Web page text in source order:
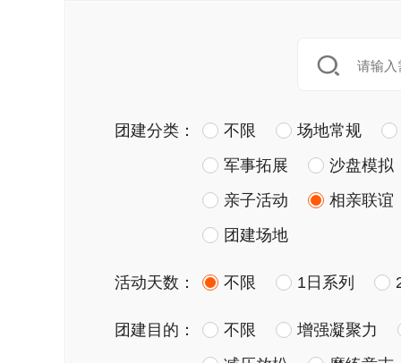
团建分类： 不限
场地常规
军事拓展
沙盘模拟
亲子活动
相亲联谊
团建场地
活动天数： 不限 1日系列
团建目的： 不限
增强凝聚力